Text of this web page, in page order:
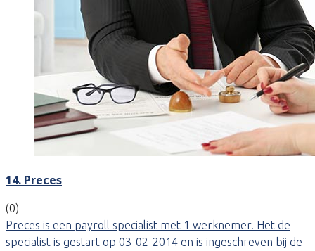
14. Preces
(0)
Preces is een payroll specialist met 1 werknemer. Het de
specialist is gestart op 03-02-2014 en is ingeschreven bij de